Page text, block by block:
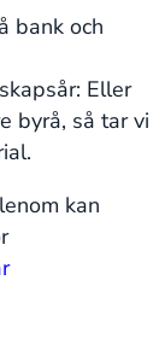
bank och
Eller
byrå, så tar vi
kan